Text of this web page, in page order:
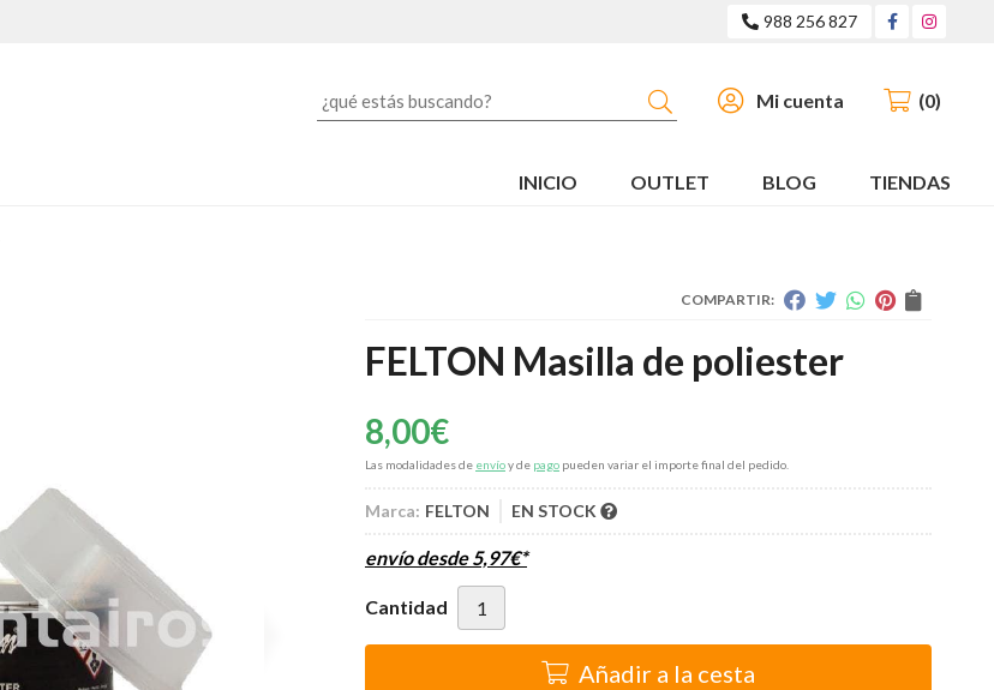
988 256 827
Buscar Mi cuenta 0
INICIO OUTLET BLOG TIENDAS
COMPARTIR:
FELTON Masilla de poliester
8,00€
Las modalidades de envíoy de pago pueden variar el importe final del pedido.
Marca: FELTON EN STOCK
envío desde 5,97€*
Cantidad
Añadir a la cesta